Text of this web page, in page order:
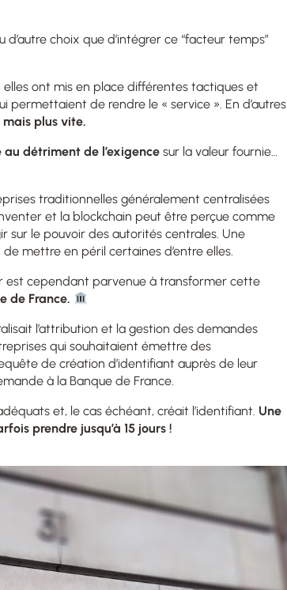
d’autre choix que d’intégrer ce “facteur temps”
elles ont mis en place différentes tactiques et
permettaient de rendre le « service ». En d’autres
plus vite.
détriment de l’exigence sur la valeur fournie…
traditionnelles généralement centralisées
et la blockchain peut être perçue comme
sur le pouvoir des autorités centrales. Une
mettre en péril certaines d’entre elles.
est cependant parvenue à transformer cette
de France.
l’attribution et la gestion des demandes
qui souhaitaient émettre des
de création d’identifiant auprès de leur
à la Banque de France.
et, le cas échéant, créait l’identifiant. Une
prendre jusqu’à 15 jours !